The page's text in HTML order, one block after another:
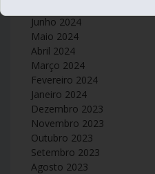
Junho 2024
Maio 2024
Abril 2024
Março 2024
Fevereiro 2024
Janeiro 2024
Dezembro 2023
Novembro 2023
Outubro 2023
Setembro 2023
Agosto 2023